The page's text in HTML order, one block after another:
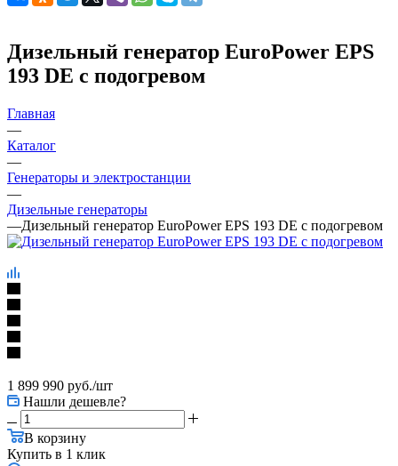
Дизельный генератор EuroPower EPS
193 DE с подогревом
Главная
—
Каталог
—
Генераторы и электростанции
—
Дизельные генераторы
—Дизельный генератор EuroPower EPS 193 DE с подогревом
1 899 990 руб./шт
Нашли дешевле?
В корзину
Купить в 1 клик